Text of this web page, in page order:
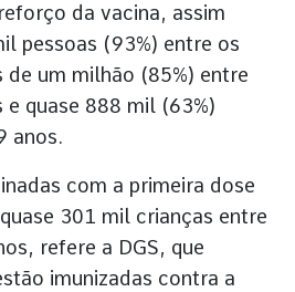
da vacina, assim
pessoas (93%) entre os
de um milhão (85%) entre
quase 888 mil (63%)
anos.
com a primeira dose
301 mil crianças entre
refere a DGS, que
imunizadas contra a